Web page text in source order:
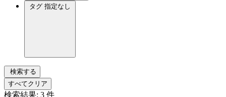
タグ 指定なし
検索する
すべてクリア
検索結果: 3 件